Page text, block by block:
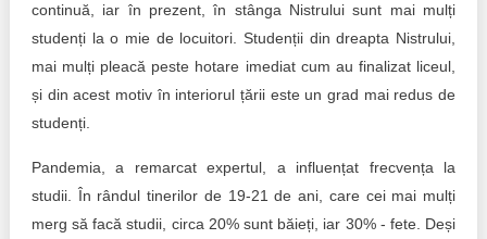
continuă, iar în prezent, în stânga Nistrului sunt mai mulți
studenți la o mie de locuitori. Studenții din dreapta Nistrului,
mai mulți pleacă peste hotare imediat cum au finalizat liceul,
și din acest motiv în interiorul țării este un grad mai redus de
studenți.
Pandemia, a remarcat expertul, a influențat frecvența la
studii. În rândul tinerilor de 19-21 de ani, care cei mai mulți
merg să facă studii, circa 20% sunt băieți, iar 30% - fete. Deși